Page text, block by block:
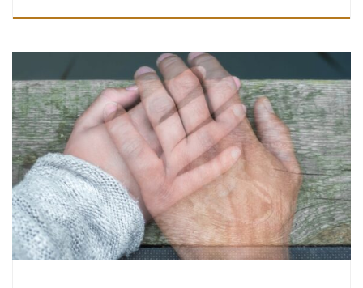
Adultes | Bibliothèque de Watermael | 18H30 – 20H30
Présentes à la Table ronde organisée, en avril, Betsy
Zbiegiel et Charlotte Dereppe, reviennent pour répondre
aux questions non abordées et […]